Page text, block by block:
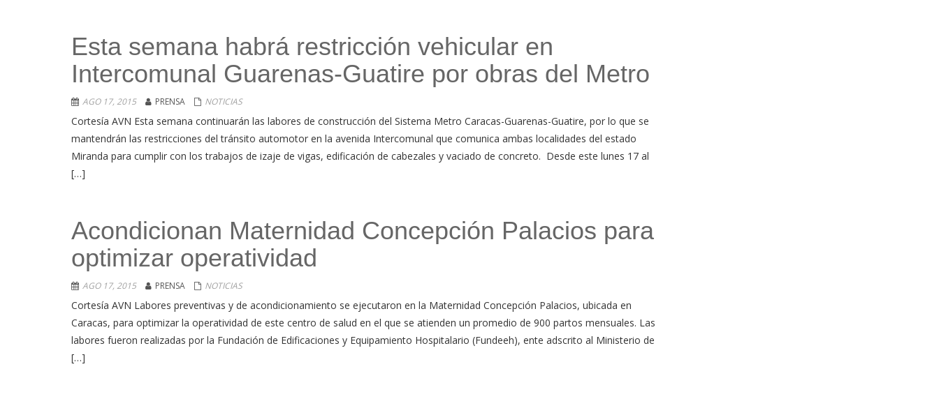
Esta semana habrá restricción vehicular en
Intercomunal Guarenas-Guatire por obras del Metro
AGO 17, 2015 PRENSA NOTICIAS
Cortesía AVN Esta semana continuarán las labores de construcción del Sistema Metro Caracas-Guarenas-Guatire, por lo que se
mantendrán las restricciones del tránsito automotor en la avenida Intercomunal que comunica ambas localidades del estado
Miranda para cumplir con los trabajos de izaje de vigas, edificación de cabezales y vaciado de concreto. Desde este lunes 17 al
[…]
Acondicionan Maternidad Concepción Palacios para
optimizar operatividad
AGO 17, 2015 PRENSA NOTICIAS
Cortesía AVN Labores preventivas y de acondicionamiento se ejecutaron en la Maternidad Concepción Palacios, ubicada en
Caracas, para optimizar la operatividad de este centro de salud en el que se atienden un promedio de 900 partos mensuales. Las
labores fueron realizadas por la Fundación de Edificaciones y Equipamiento Hospitalario (Fundeeh), ente adscrito al Ministerio de
[…]